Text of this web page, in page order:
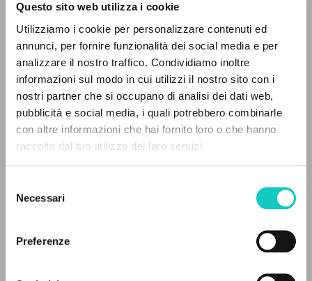
Questo sito web utilizza i cookie
Utilizziamo i cookie per personalizzare contenuti ed
annunci, per fornire funzionalità dei social media e per
analizzare il nostro traffico. Condividiamo inoltre
informazioni sul modo in cui utilizzi il nostro sito con i
nostri partner che si occupano di analisi dei dati web,
pubblicità e social media, i quali potrebbero combinarle
con altre informazioni che hai fornito loro o che hanno
raccolto dal tuo utilizzo dei loro servizi.
delNecessari
Preferenze
Farina RenatoIntervista
Giussani LuigiAutore
Tedesco
30 Tage
Pagine: 6
0DOCUMENTI TROVATI
RISULTATI SUCCESSIVI